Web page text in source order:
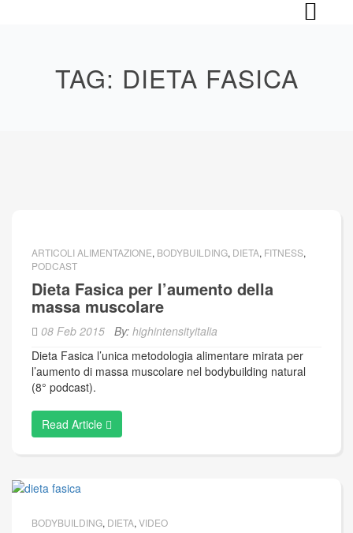
TAG: DIETA FASICA
ARTICOLI ALIMENTAZIONE, BODYBUILDING, DIETA, FITNESS,
PODCAST
Dieta Fasica per l’aumento della
massa muscolare
08 Feb 2015 By: highintensityitalia
Dieta Fasica l’unica metodologia alimentare mirata per
l’aumento di massa muscolare nel bodybuilding natural
(8° podcast).
Read Article
BODYBUILDING, DIETA, VIDEO